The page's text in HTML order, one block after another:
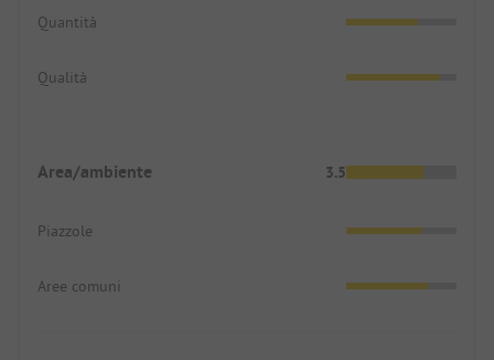
Quantità
Qualità
Area/ambiente 3.5
Piazzole
Aree comuni